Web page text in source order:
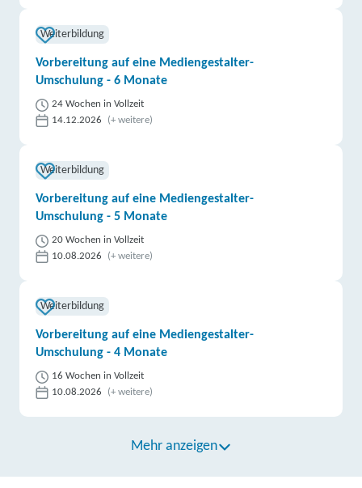
Weiterbildung
Vorbereitung auf eine Mediengestalter-
Umschulung - 6 Monate
24 Wochen in Vollzeit
14.12.2026
(+ weitere)
Weiterbildung
Vorbereitung auf eine Mediengestalter-
Umschulung - 5 Monate
20 Wochen in Vollzeit
10.08.2026
(+ weitere)
Weiterbildung
Vorbereitung auf eine Mediengestalter-
Umschulung - 4 Monate
16 Wochen in Vollzeit
10.08.2026
(+ weitere)
Mehr anzeigen